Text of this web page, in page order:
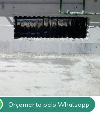
Conchal
Orçamento pelo Whatsapp